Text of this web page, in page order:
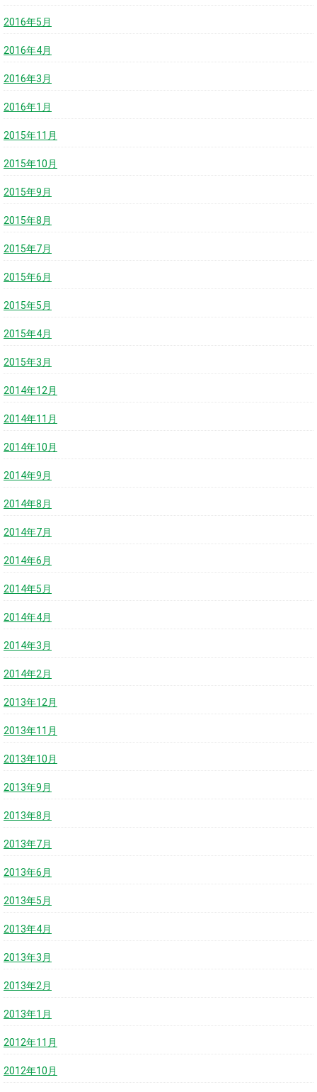
2016年5月
2016年4月
2016年3月
2016年1月
2015年11月
2015年10月
2015年9月
2015年8月
2015年7月
2015年6月
2015年5月
2015年4月
2015年3月
2014年12月
2014年11月
2014年10月
2014年9月
2014年8月
2014年7月
2014年6月
2014年5月
2014年4月
2014年3月
2014年2月
2013年12月
2013年11月
2013年10月
2013年9月
2013年8月
2013年7月
2013年6月
2013年5月
2013年4月
2013年3月
2013年2月
2013年1月
2012年11月
2012年10月